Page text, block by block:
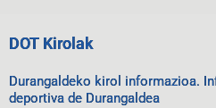
DOT Kirolak
Durangaldeko kirol informazioa.
deportiva de Durangaldea